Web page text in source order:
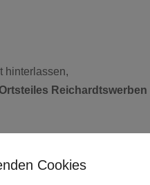
hinterlassen,
Reichardtswerben
Cookies